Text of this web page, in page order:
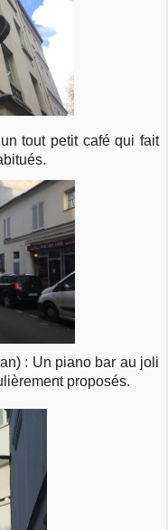
tout petit café qui fait
: Un piano bar au joli
proposés.